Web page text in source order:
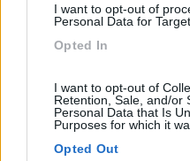
I want to opt-out of
Personal Data for
Opted In
I want to opt-out of
Retention, Sale, and/or
Personal Data that Is
Purposes for which it
Opted Out
Posizione fantastica,
disponibile, tranquillo
Accoglienza